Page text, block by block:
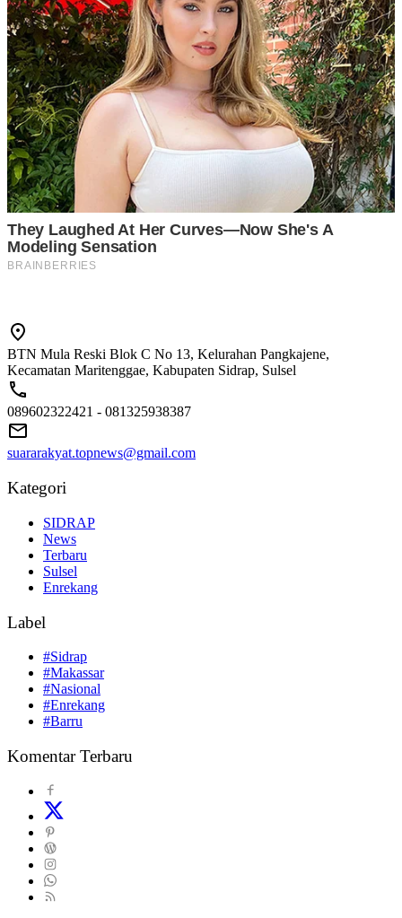
BTN Mula Reski Blok C No 13, Kelurahan Pangkajene,
Kecamatan Maritenggae, Kabupaten Sidrap, Sulsel
089602322421 - 081325938387
suararakyat.topnews@gmail.com
Kategori
SIDRAP
News
Terbaru
Sulsel
Enrekang
Label
#Sidrap
#Makassar
#Nasional
#Enrekang
#Barru
Komentar Terbaru